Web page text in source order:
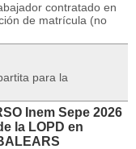
contratado en
de matrícula (no
para la
Inem Sepe 2026
la LOPD en